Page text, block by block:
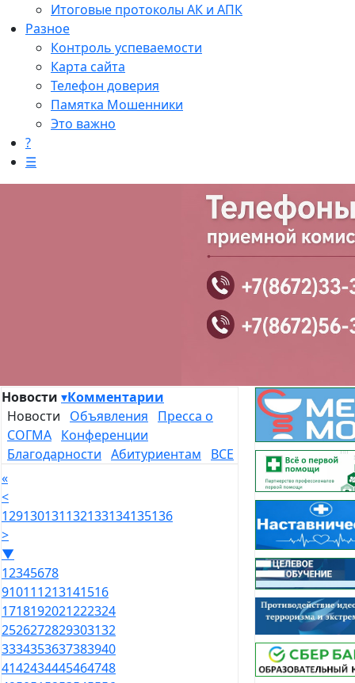
Итоговые протоколы АК и АПК
Разное
Контроль успеваемости
Карта сайта
Телефон доверия
Памятка Мошенники
Это важно
?
☰
Новости ▾Комментарии
Новости Объявления
Пресса о
СОГМА Конференции
Благодарности Абитуриентам
ВСЕ
«
<
129130131132133134135136
>
▼
12345678
910111213141516
1718192021222324
2526272829303132
3334353637383940
4142434445464748